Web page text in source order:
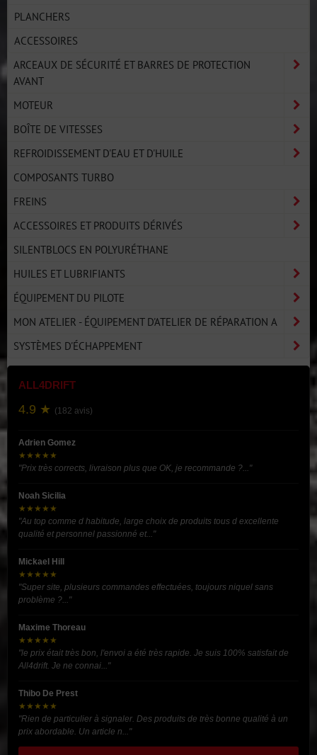
PLANCHERS
ACCESSOIRES
ARCEAUX DE SÉCURITÉ ET BARRES DE PROTECTION
AVANT
MOTEUR
BOÎTE DE VITESSES
REFROIDISSEMENT D'EAU ET D'HUILE
COMPOSANTS TURBO
FREINS
ACCESSOIRES ET PRODUITS DÉRIVÉS
SILENTBLOCS EN POLYURÉTHANE
HUILES ET LUBRIFIANTS
ÉQUIPEMENT DU PILOTE
MON ATELIER - ÉQUIPEMENT D'ATELIER DE RÉPARATION A
SYSTÈMES D'ÉCHAPPEMENT
ALL4DRIFT
4.9 ★ (182 avis)
Adrien Gomez
★★★★★
"Prix très corrects, livraison plus que OK, je recommande ?..."
Noah Sicilia
★★★★★
"Au top comme d habitude, large choix de produits tous d excellente
qualité et personnel passionné et..."
Mickael Hill
★★★★★
"Super site, plusieurs commandes effectuées, toujours niquel sans
problème ?..."
Maxime Thoreau
★★★★★
"le prix était très bon, l'envoi a été très rapide. Je suis 100% satisfait de
All4drift. Je ne connai..."
Thibo De Prest
★★★★★
"Rien de particulier à signaler. Des produits de très bonne qualité à un
prix abordable. Un article n..."